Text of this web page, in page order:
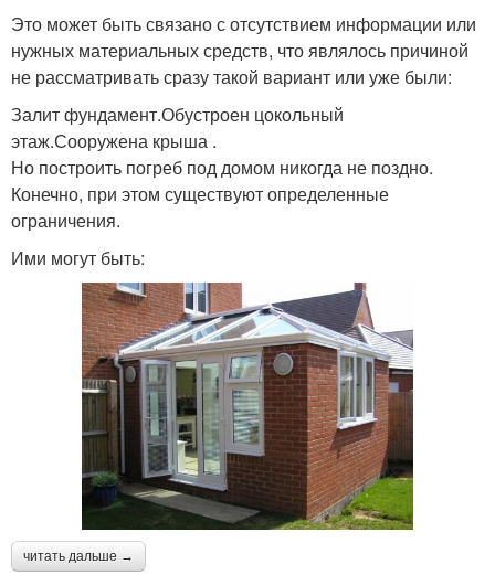
Это может быть связано с отсутствием информации или
нужных материальных средств, что являлось причиной
не рассматривать сразу такой вариант или уже были:
Залит фундамент.Обустроен цокольный
этаж.Сооружена крыша .
Но построить погреб под домом никогда не поздно.
Конечно, при этом существуют определенные
ограничения.
Ими могут быть:
читать дальше →